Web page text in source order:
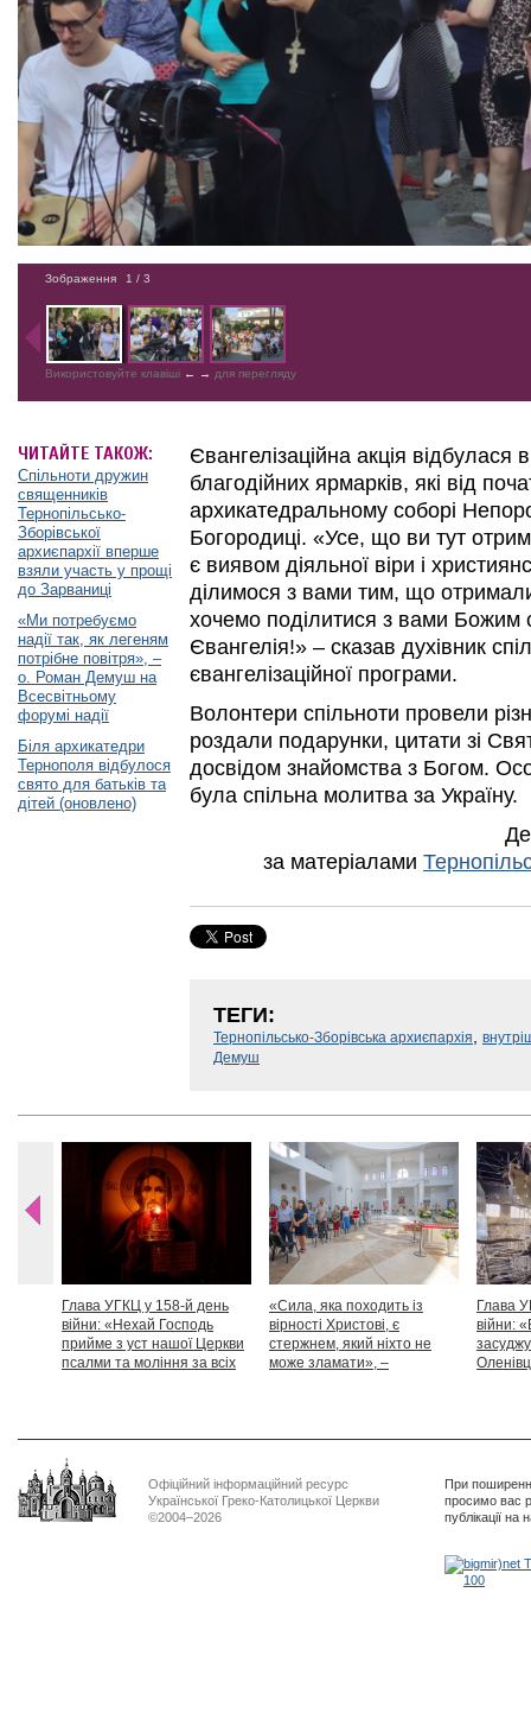
Зображення 1 / 3
Використовуйте клавіші ← → для перегляду
ЧИТАЙТЕ ТАКОЖ:
Спільноти дружин
священників
Тернопільсько-
Зборівської
архиєпархії вперше
взяли участь у прощі
до Зарваниці
«Ми потребуємо
надії так, як легеням
потрібне повітря», –
о. Роман Демуш на
Всесвітньому
форумі надії
Біля архикатедри
Тернополя відбулося
свято для батьків та
дітей (оновлено)
Євангелізаційна акція відбулася
благодійних ярмарків, які від
архикатедральному соборі
Богородиці. «Усе, що ви тут
є виявом діяльної віри і
ділимося з вами тим, що
хочемо поділитися з вами Божим
Євангелія!» – сказав духівник
євангелізаційної програми.
Волонтери спільноти провели
роздали подарунки, цитати зі
досвідом знайомства з Богом.
була спільна молитва за Україну.
за матеріалами
ТЕГИ:
Тернопільсько-Зборівська архиєпархія
Демуш
Глава УГКЦ у 158-й день
війни: «Нехай Господь
прийме з уст нашої Церкви
псалми та моління за всіх
«Сила, яка походить із
вірності Христові, є
стержнем, який ніхто не
може зламати», –
Глава
війни:
Офіційний інформаційний ресурс
Української Греко-Католицької Церкви
©2004–2026
При
просимо вас
публікації на